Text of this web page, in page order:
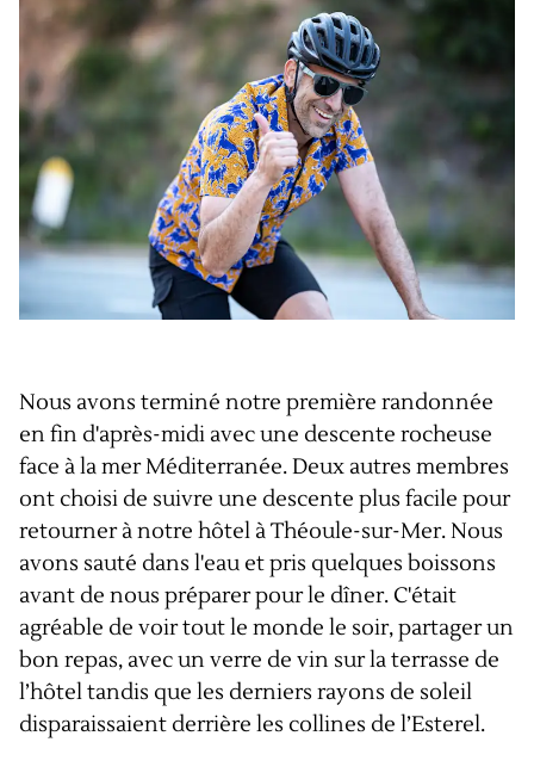
Nous avons terminé notre première randonnée
en fin d'après-midi avec une descente rocheuse
face à la mer Méditerranée. Deux autres membres
ont choisi de suivre une descente plus facile pour
retourner à notre hôtel à Théoule-sur-Mer. Nous
avons sauté dans l'eau et pris quelques boissons
avant de nous préparer pour le dîner. C'était
agréable de voir tout le monde le soir, partager un
bon repas, avec un verre de vin sur la terrasse de
l’hôtel tandis que les derniers rayons de soleil
disparaissaient derrière les collines de l’Esterel.